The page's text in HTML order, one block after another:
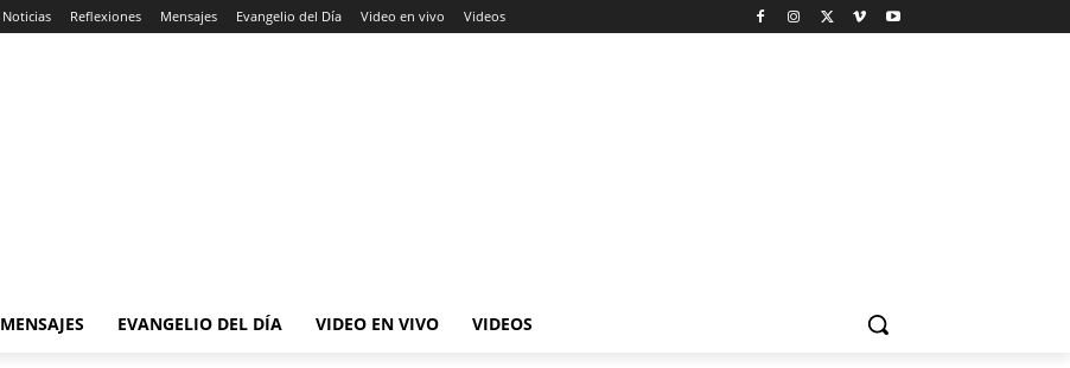
Noticias Reflexiones Mensajes Evangelio del Día Video en vivo Videos
MENSAJES EVANGELIO DEL DÍA VIDEO EN VIVO VIDEOS